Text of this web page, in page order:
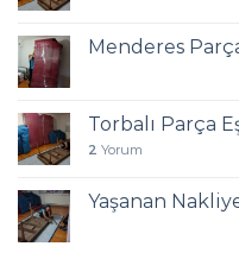
Menderes
Torbalı Parça
2 Yorum
Yaşanan